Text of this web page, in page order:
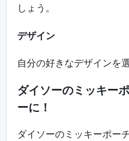
しょう。
デザイン
自分の好きなデザインを
ダイソーのミッキー
ーに！
ダイソーのミッキーポー